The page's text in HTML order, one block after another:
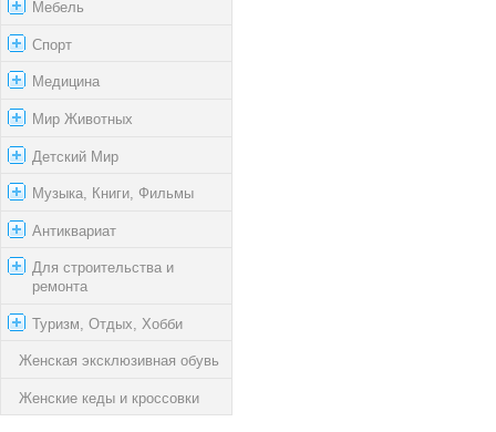
Мебель
Спорт
Медицина
Мир Животных
Детский Мир
Музыка, Книги, Фильмы
Антиквариат
Для строительства и
ремонта
Туризм, Отдых, Хобби
Женская эксклюзивная обувь
Женские кеды и кроссовки